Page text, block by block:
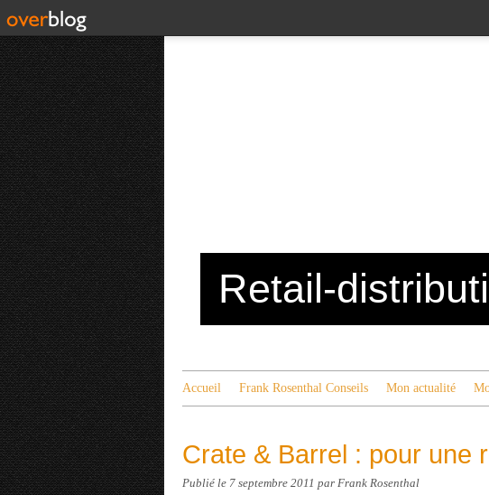
Retail-
Accueil Frank Rosenthal Conseils Mon actualité
Crate & Barrel : pour une
Publié le 7 septembre 2011 par Frank Rosenthal